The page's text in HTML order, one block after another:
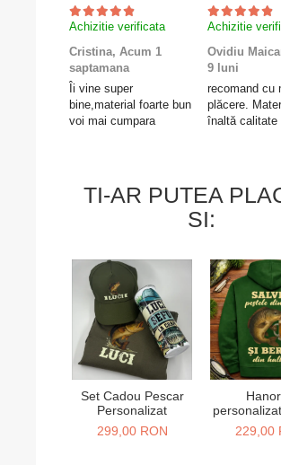
Achizitie verificata
Cristina, Acum 1
saptamana
Îi vine super
bine,material foarte bun
voi mai cumpara
Achizitie
Ovidiu
9 luni
recomand cu
plăcere.
înaltă calitate
TI-AR PUTEA
SI:
Set Cadou Pescar
Personalizat
299,00 RON
personalizat
pestele
berea din
229,00